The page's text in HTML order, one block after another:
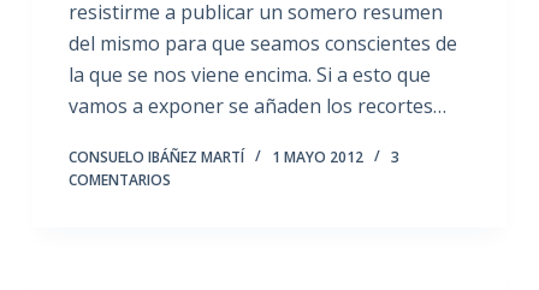
resistirme a publicar un somero resumen
del mismo para que seamos conscientes de
la que se nos viene encima. Si a esto que
vamos a exponer se añaden los recortes…
CONSUELO IBÁÑEZ MARTÍ 1 MAYO 2012
3
COMENTARIOS